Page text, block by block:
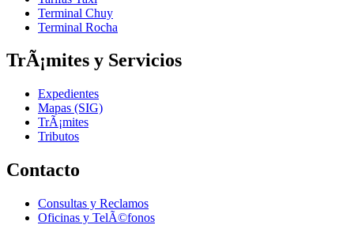
Terminal Chuy
Terminal Rocha
TrÃ¡mites y Servicios
Expedientes
Mapas (SIG)
TrÃ¡mites
Tributos
Contacto
Consultas y Reclamos
Oficinas y TelÃ©fonos